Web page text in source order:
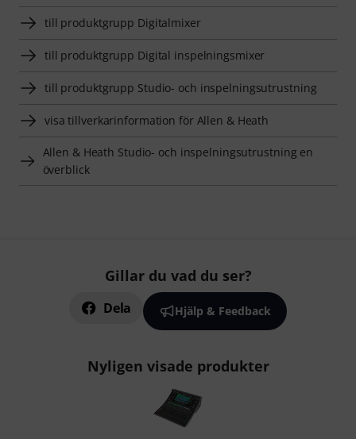
till produktgrupp Digitalmixer
till produktgrupp Digital inspelningsmixer
till produktgrupp Studio- och inspelningsutrustning
visa tillverkarinformation för Allen & Heath
Allen & Heath Studio- och inspelningsutrustning en
överblick
Gillar du vad du ser?
Dela Hjälp & Feedback
Nyligen visade produkter